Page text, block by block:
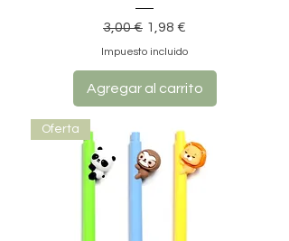
Precio
3,00 € Precio de oferta
1,98 €
Impuesto incluido
Agregar al carrito
Oferta